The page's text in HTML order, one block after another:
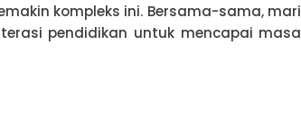
kompleks ini. Bersama-sama, mari
pendidikan untuk mencapai masa